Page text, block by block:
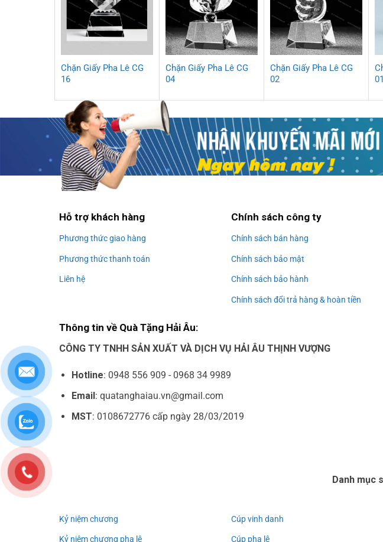
Chặn Giấy Pha Lê CG
16
Chặn Giấy Pha Lê CG
04
Chặn Giấy Pha Lê CG
02
01
Hỗ trợ khách hàng
Phương thức giao hàng
Phương thức thanh toán
Liên hệ
Chính sách công ty
Chính sách bán hàng
Chính sách bảo mật
Chính sách bảo hành
Chính sách đổi trả hàng & hoàn tiền
Thông tin về Quà Tặng Hải Âu:
CÔNG TY TNHH SẢN XUẤT VÀ DỊCH VỤ HẢI ÂU THỊNH VƯỢNG
Hotline: 0948 556 909 - 0968 34 9989
Email: quatanghaiau.vn@gmail.com
MST: 0108672776 cấp ngày 28/03/2019
Danh mục
Kỷ niệm chương
Kỷ niệm chương pha lê
Cúp vinh danh
Cúp pha lê